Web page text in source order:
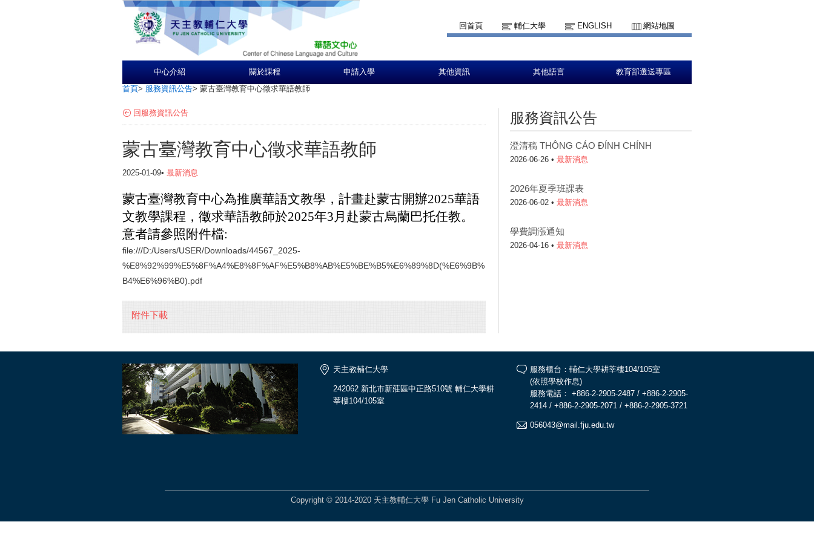
回首頁 輔仁大學 ENGLISH 網站地圖
中心介紹 關於課程 申請入學 其他資訊 其他語言 教育部選送專區
首頁> 服務資訊公告> 蒙古臺灣教育中心徵求華語教師
回服務資訊公告
蒙古臺灣教育中心徵求華語教師
2025-01-09• 最新消息
蒙古臺灣教育中心為推廣華語文教學，計畫赴蒙古開辦2025華語
文教學課程，徵求華語教師於2025年3月赴蒙古烏蘭巴托任教。
意者請參照附件檔:
file:///D:/Users/USER/Downloads/44567_2025-
%E8%92%99%E5%8F%A4%E8%8F%AF%E5%B8%AB%E5%BE%B5%E6%89%8D(%E6%9B%
B4%E6%96%B0).pdf
附件下載
服務資訊公告
澄清稿 THÔNG CÁO ĐÍNH CHÍNH
2026-06-26 • 最新消息
2026年夏季班課表
2026-06-02 • 最新消息
學費調漲通知
2026-04-16 • 最新消息
天主教輔仁大學
242062 新北市新莊區中正路510號 輔仁大學耕
莘樓104/105室
服務櫃台：輔仁大學耕莘樓104/105室
(依照學校作息)
服務電話： +886-2-2905-2487 / +886-2-2905-
2414 / +886-2-2905-2071 / +886-2-2905-3721
056043@mail.fju.edu.tw
Copyright © 2014-2020 天主教輔仁大學 Fu Jen Catholic University